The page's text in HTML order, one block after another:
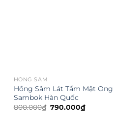
HỒNG SÂM
Hồng Sâm Lát Tẩm Mật Ong
Sambok Hàn Quốc
800.000₫ Giá
790.000₫Giá